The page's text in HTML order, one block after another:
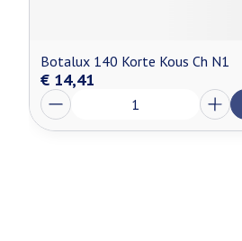
Botalux 140 Korte Kous Ch N1
€ 14,41
Aantal